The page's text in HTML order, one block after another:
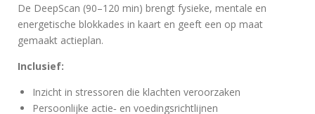
De DeepScan (90–120 min) brengt fysieke, mentale en
energetische blokkades in kaart en geeft een op maat
gemaakt actieplan.
Inclusief:
Inzicht in stressoren die klachten veroorzaken
Persoonlijke actie‑ en voedingsrichtlijnen